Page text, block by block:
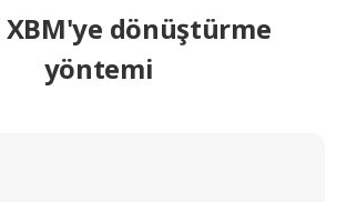
XBM'ye dönüştürme
yöntemi